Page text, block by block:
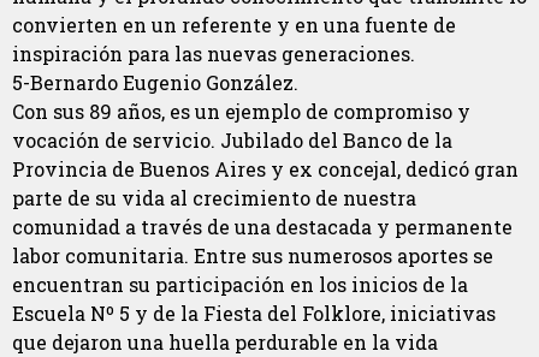
convierten en un referente y en una fuente de
inspiración para las nuevas generaciones.
5-Bernardo Eugenio González.
Con sus 89 años, es un ejemplo de compromiso y
vocación de servicio. Jubilado del Banco de la
Provincia de Buenos Aires y ex concejal, dedicó gran
parte de su vida al crecimiento de nuestra
comunidad a través de una destacada y permanente
labor comunitaria. Entre sus numerosos aportes se
encuentran su participación en los inicios de la
Escuela Nº 5 y de la Fiesta del Folklore, iniciativas
que dejaron una huella perdurable en la vida